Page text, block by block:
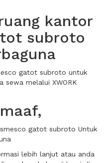
kantor
subroto
gatot subroto untuk
sewa melalui XWORK
gatot subroto Untuk
lebih lanjut atau anda